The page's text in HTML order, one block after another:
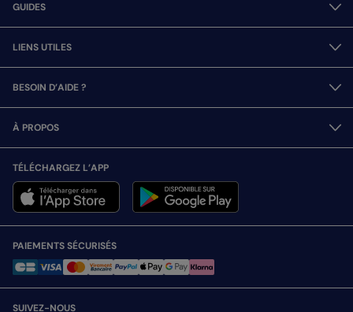
GUIDES
LIENS UTILES
BESOIN D’AIDE ?
À PROPOS
TÉLÉCHARGEZ L’APP
PAIEMENTS SÉCURISÉS
SUIVEZ-NOUS